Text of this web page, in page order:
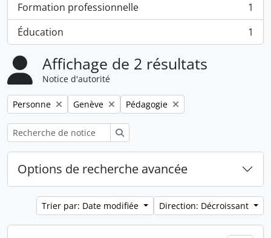
Formation professionnelle
, 1 résultats
1
Éducation
, 1 résultats 1
Affichage de 2 résultats
Notice d'autorité
Remove filter:
Personne Remove filter:
Genève Remove filter:
Pédagogie
Options de recherche avancée
Trier par: Date modifiée Direction: Décroissant